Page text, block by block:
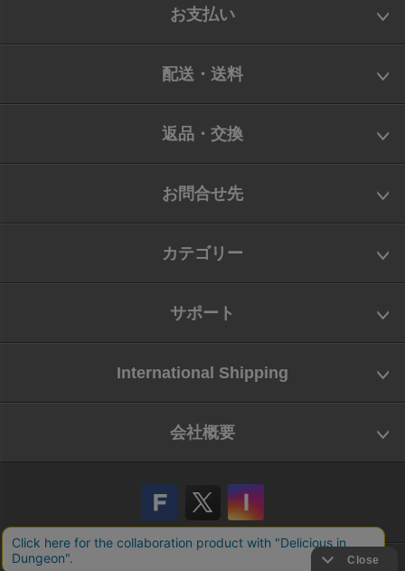
お支払い
配送・送料
返品・交換
お問合せ先
カテゴリー
サポート
International Shipping
会社概要